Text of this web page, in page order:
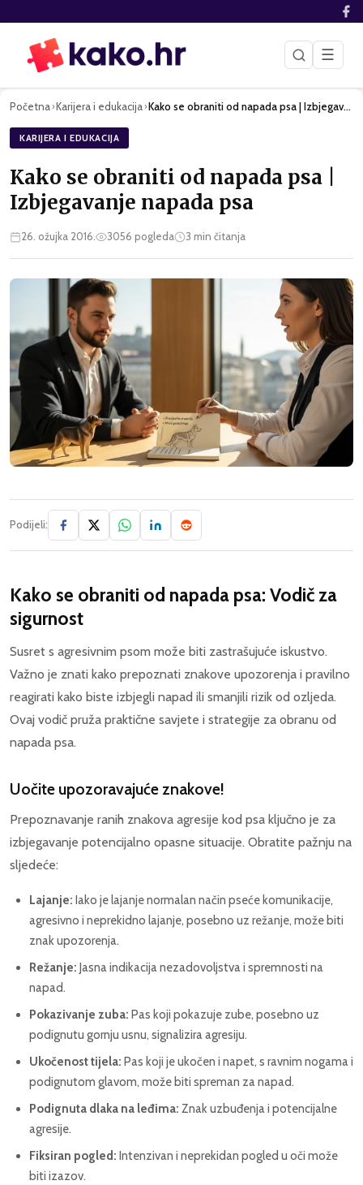
☰
Početna›Karijera i edukacija› Kako se obraniti od napada psa | Izbjegavanje napada psa
KARIJERA I EDUKACIJA
Kako se obraniti od napada psa |
Izbjegavanje napada psa
26. ožujka 2016. 3056 pogleda 3 min čitanja
Podijeli:
Kako se obraniti od napada psa: Vodič za
sigurnost
Susret s agresivnim psom može biti zastrašujuće iskustvo.
Važno je znati kako prepoznati znakove upozorenja i pravilno
reagirati kako biste izbjegli napad ili smanjili rizik od ozljeda.
Ovaj vodič pruža praktične savjete i strategije za obranu od
napada psa.
Uočite upozoravajuće znakove!
Prepoznavanje ranih znakova agresije kod psa ključno je za
izbjegavanje potencijalno opasne situacije. Obratite pažnju na
sljedeće:
Lajanje: Iako je lajanje normalan način pseće komunikacije,
agresivno i neprekidno lajanje, posebno uz režanje, može biti
znak upozorenja.
Režanje: Jasna indikacija nezadovoljstva i spremnosti na
napad.
Pokazivanje zuba: Pas koji pokazuje zube, posebno uz
podignutu gornju usnu, signalizira agresiju.
Ukočenost tijela: Pas koji je ukočen i napet, s ravnim nogama i
podignutom glavom, može biti spreman za napad.
Podignuta dlaka na leđima: Znak uzbuđenja i potencijalne
agresije.
Fiksiran pogled: Intenzivan i neprekidan pogled u oči može
biti izazov.